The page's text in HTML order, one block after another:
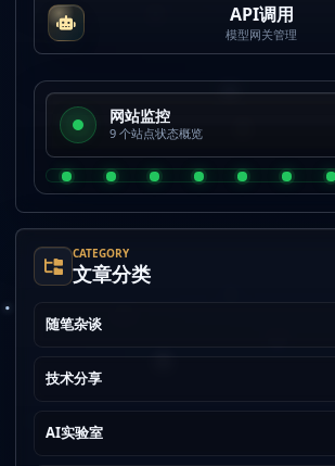
API调用
模型网关管理
网站监控
9 个站点状态概览
CATEGORY
文章分类
随笔杂谈
技术分享
AI实验室